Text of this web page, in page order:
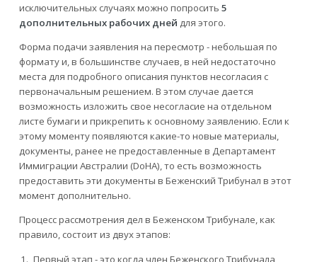
исключительных случаях можно попросить 5
дополнительных рабочих дней для этого.
Форма подачи заявления на пересмотр - небольшая по
формату и, в большинстве случаев, в ней недостаточно
места для подробного описания пунктов несогласия с
первоначальным решением. В этом случае дается
возможность изложить свое несогласие на отдельном
листе бумаги и прикрепить к основному заявлению. Если к
этому моменту появляются какие-то новые материалы,
документы, ранее не предоставленные в Департамент
Иммиграции Австралии (DoHA), то есть возможность
предоставить эти документы в Беженский Трибунал в этот
момент дополнительно.
Процесс рассмотрения дел в Беженском Трибунале, как
правило, состоит из двух этапов:
Первый этап - это когда член Беженского Трибунала,